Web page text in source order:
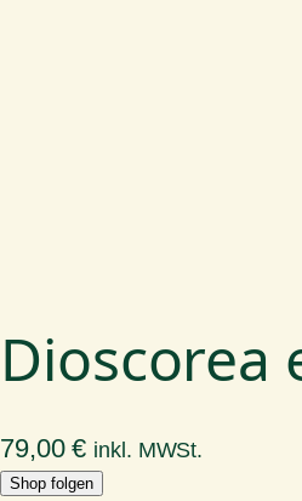
Dioscorea
79,00€ inkl. MWSt.
Shop folgen